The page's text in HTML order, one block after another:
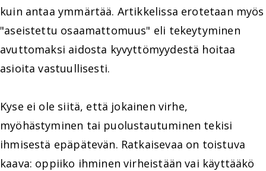
kuin antaa ymmärtää. Artikkelissa erotetaan myös
"aseistettu osaamattomuus" eli tekeytyminen
avuttomaksi aidosta kyvyttömyydestä hoitaa
asioita vastuullisesti.
Kyse ei ole siitä, että jokainen virhe,
myöhästyminen tai puolustautuminen tekisi
ihmisestä epäpätevän. Ratkaisevaa on toistuva
kaava: oppiiko ihminen virheistään vai käyttääkö